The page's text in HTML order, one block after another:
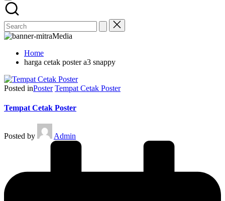
Home
harga cetak poster a3 snappy
Posted inPoster Tempat Cetak Poster
Tempat Cetak Poster
Posted by Admin